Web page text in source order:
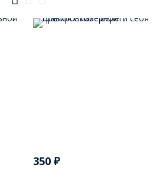
350₽